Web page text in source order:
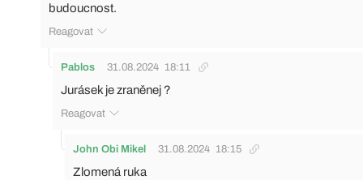
budoucnost.
Reagovat
Pablos 31.08.2024 18:11
Jurásek je zraněnej ?
Reagovat
John Obi Mikel 31.08.2024 18:15
Zlomená ruka